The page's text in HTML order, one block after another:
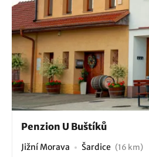
Penzion U Buštíků
Jižní Morava Šardice (16 km)